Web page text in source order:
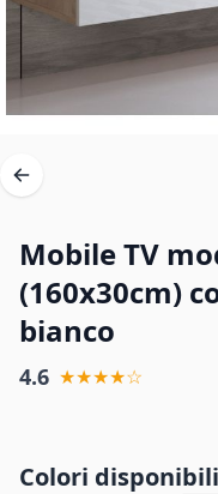
Mobile TV
(160x30cm)
bianco
4.6 ★★★★☆
Colori